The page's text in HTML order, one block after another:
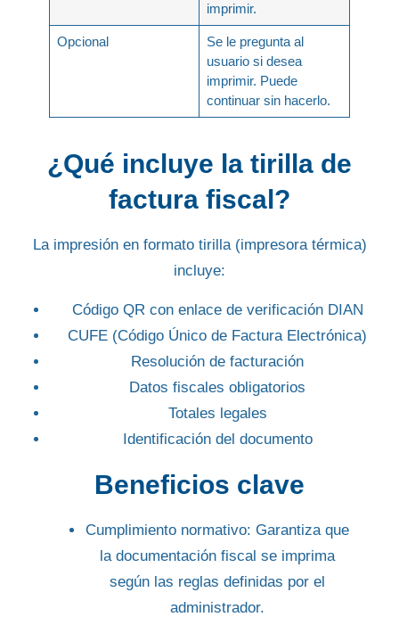
imprimir.
Opcional
Se le pregunta al
usuario si desea
imprimir. Puede
continuar sin hacerlo.
¿Qué incluye la tirilla de
factura fiscal?
La impresión en formato tirilla (impresora térmica)
incluye:
Código QR con enlace de verificación DIAN
CUFE (Código Único de Factura Electrónica)
Resolución de facturación
Datos fiscales obligatorios
Totales legales
Identificación del documento
Beneficios clave
Cumplimiento normativo: Garantiza que
la documentación fiscal se imprima
según las reglas definidas por el
administrador.